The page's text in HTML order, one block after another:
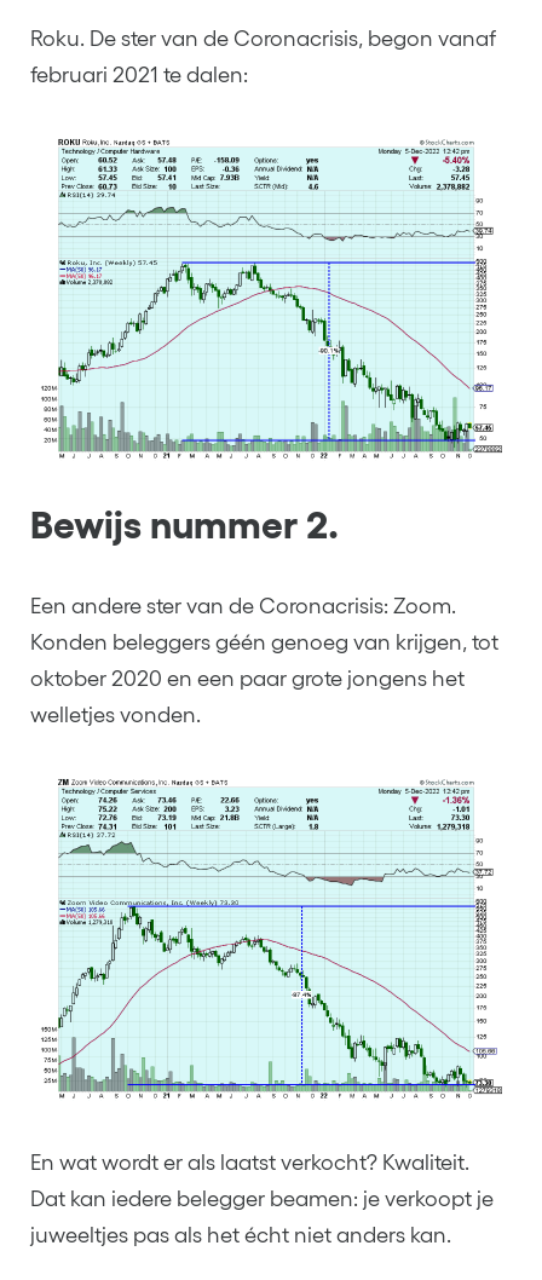
Roku. De ster van de Coronacrisis, begon vanaf
februari 2021 te dalen:
Bewijs nummer 2.
Een andere ster van de Coronacrisis: Zoom.
Konden beleggers géén genoeg van krijgen, tot
oktober 2020 en een paar grote jongens het
welletjes vonden.
En wat wordt er als laatst verkocht? Kwaliteit.
Dat kan iedere belegger beamen: je verkoopt je
juweeltjes pas als het écht niet anders kan.